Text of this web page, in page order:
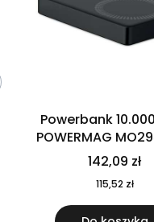
Powerbank
POWERMAG
142,09 zł
115,52 zł